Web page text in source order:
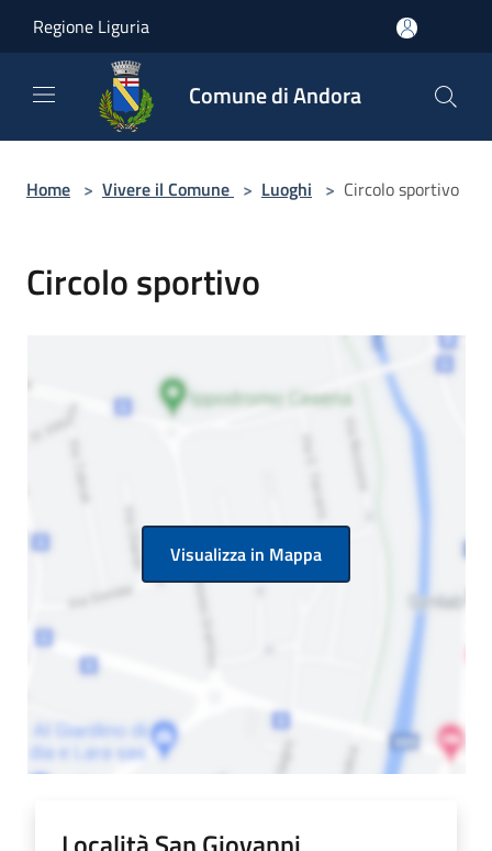
Regione Liguria
Comune di Andora
Home > Vivere il Comune > Luoghi > Circolo sportivo
Circolo sportivo
Visualizza in Mappa